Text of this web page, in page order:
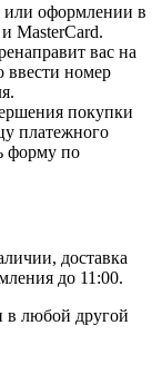
или оформлении в
MasterCard.
вас на
ввести номер
покупки
платежного
форму по
доставка
до 11:00.
в любой другой